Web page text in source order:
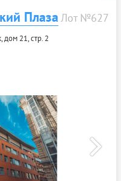
Плаза Лот №627
дом 21, стр. 2